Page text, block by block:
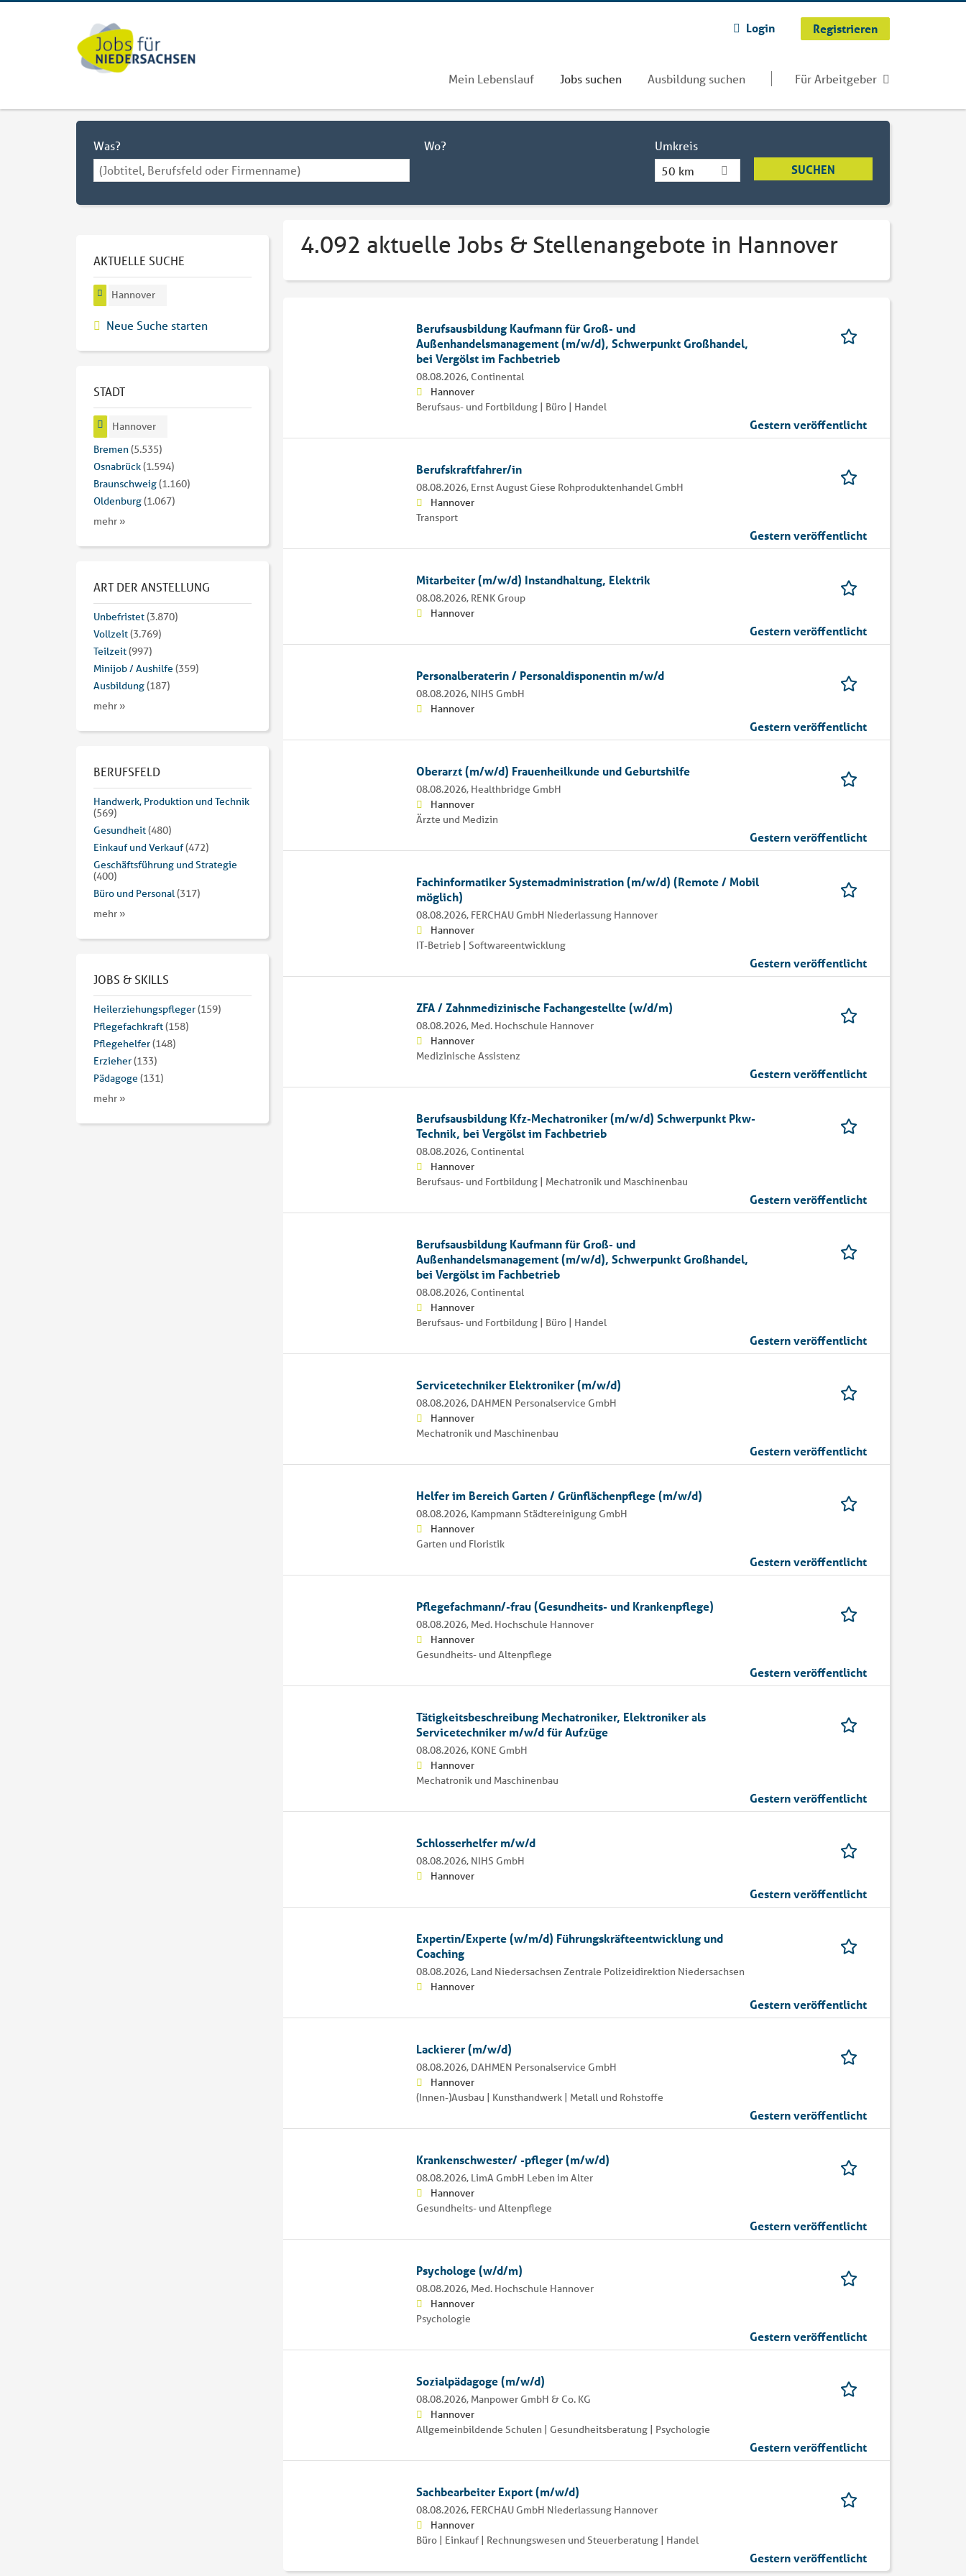
Login Registrieren
Mein Lebenslauf Jobs suchen Ausbildung suchen Für Arbeitgeber
Was? Wo?
Umkreis
50 km
4.092 aktuelle Jobs & Stellenangebote in Hannover
Berufsausbildung Kaufmann für Groß- und
Außenhandelsmanagement (m/w/d), Schwerpunkt Großhandel,
bei Vergölst im Fachbetrieb
08.08.2026, Continental
Hannover
Berufsaus- und Fortbildung | Büro | Handel
Gestern veröffentlicht
Berufskraftfahrer/in
08.08.2026, Ernst August Giese Rohproduktenhandel GmbH
Hannover
Transport
Gestern veröffentlicht
Mitarbeiter (m/w/d) Instandhaltung, Elektrik
08.08.2026, RENK Group
Hannover
Gestern veröffentlicht
Personalberaterin / Personaldisponentin m/w/d
08.08.2026, NIHS GmbH
Hannover
Gestern veröffentlicht
Oberarzt (m/w/d) Frauenheilkunde und Geburtshilfe
08.08.2026, Healthbridge GmbH
Hannover
Ärzte und Medizin
Gestern veröffentlicht
Fachinformatiker Systemadministration (m/w/d) (Remote / Mobil
möglich)
08.08.2026, FERCHAU GmbH Niederlassung Hannover
Hannover
IT-Betrieb | Softwareentwicklung
Gestern veröffentlicht
ZFA / Zahnmedizinische Fachangestellte (w/d/m)
08.08.2026, Med. Hochschule Hannover
Hannover
Medizinische Assistenz
Gestern veröffentlicht
Berufsausbildung Kfz-Mechatroniker (m/w/d) Schwerpunkt Pkw-
Technik, bei Vergölst im Fachbetrieb
08.08.2026, Continental
Hannover
Berufsaus- und Fortbildung | Mechatronik und Maschinenbau
Gestern veröffentlicht
Berufsausbildung Kaufmann für Groß- und
Außenhandelsmanagement (m/w/d), Schwerpunkt Großhandel,
bei Vergölst im Fachbetrieb
08.08.2026, Continental
Hannover
Berufsaus- und Fortbildung | Büro | Handel
Gestern veröffentlicht
Servicetechniker Elektroniker (m/w/d)
08.08.2026, DAHMEN Personalservice GmbH
Hannover
Mechatronik und Maschinenbau
Gestern veröffentlicht
Helfer im Bereich Garten / Grünflächenpflege (m/w/d)
08.08.2026, Kampmann Städtereinigung GmbH
Hannover
Garten und Floristik
Gestern veröffentlicht
Pflegefachmann/-frau (Gesundheits- und Krankenpflege)
08.08.2026, Med. Hochschule Hannover
Hannover
Gesundheits- und Altenpflege
Gestern veröffentlicht
Tätigkeitsbeschreibung Mechatroniker, Elektroniker als
Servicetechniker m/w/d für Aufzüge
08.08.2026, KONE GmbH
Hannover
Mechatronik und Maschinenbau
Gestern veröffentlicht
Schlosserhelfer m/w/d
08.08.2026, NIHS GmbH
Hannover
Gestern veröffentlicht
Expertin/Experte (w/m/d) Führungskräfteentwicklung und
Coaching
08.08.2026, Land Niedersachsen Zentrale Polizeidirektion Niedersachsen
Hannover
Gestern veröffentlicht
Lackierer (m/w/d)
08.08.2026, DAHMEN Personalservice GmbH
Hannover
(Innen-)Ausbau | Kunsthandwerk | Metall und Rohstoffe
Gestern veröffentlicht
Krankenschwester/ -pfleger (m/w/d)
08.08.2026, LimA GmbH Leben im Alter
Hannover
Gesundheits- und Altenpflege
Gestern veröffentlicht
Psychologe (w/d/m)
08.08.2026, Med. Hochschule Hannover
Hannover
Psychologie
Gestern veröffentlicht
Sozialpädagoge (m/w/d)
08.08.2026, Manpower GmbH & Co. KG
Hannover
Allgemeinbildende Schulen | Gesundheitsberatung | Psychologie
Gestern veröffentlicht
Sachbearbeiter Export (m/w/d)
08.08.2026, FERCHAU GmbH Niederlassung Hannover
Hannover
Büro | Einkauf | Rechnungswesen und Steuerberatung | Handel
Gestern veröffentlicht
AKTUELLE SUCHE
Hannover
Neue Suche starten
STADT
Hannover
Bremen(5.535)
Osnabrück(1.594)
Braunschweig(1.160)
Oldenburg(1.067)
mehr »
ART DER ANSTELLUNG
Unbefristet(3.870)
Vollzeit(3.769)
Teilzeit(997)
Minijob / Aushilfe (359)
Ausbildung(187)
mehr »
BERUFSFELD
Handwerk, Produktion und Technik
(569)
Gesundheit(480)
Einkauf und Verkauf(472)
Geschäftsführung und Strategie
(400)
Büro und Personal(317)
mehr »
JOBS & SKILLS
Heilerziehungspfleger(159)
Pflegefachkraft(158)
Pflegehelfer(148)
Erzieher(133)
Pädagoge (131)
mehr »